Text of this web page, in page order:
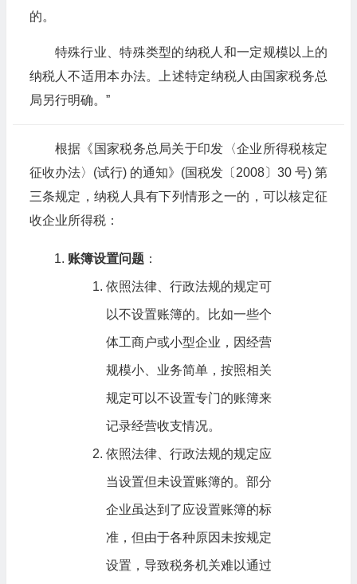
的。
特殊行业、特殊类型的纳税人和一定规模以上的
纳税人不适用本办法。上述特定纳税人由国家税务总
局另行明确。”
根据《国家税务总局关于印发〈企业所得税核定
征收办法〉(试行) 的通知》(国税发〔2008〕30 号) 第
三条规定，纳税人具有下列情形之一的，可以核定征
收企业所得税：
账簿设置问题：
依照法律、行政法规的规定可
以不设置账簿的。比如一些个
体工商户或小型企业，因经营
规模小、业务简单，按照相关
规定可以不设置专门的账簿来
记录经营收支情况。
依照法律、行政法规的规定应
当设置但未设置账簿的。部分
企业虽达到了应设置账簿的标
准，但由于各种原因未按规定
设置，导致税务机关难以通过